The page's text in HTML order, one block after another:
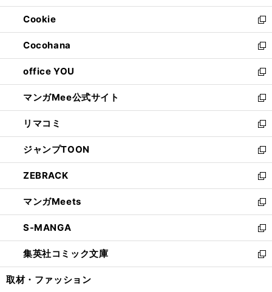
開
く
ウ
で
開
く
ン
ド
ウ
で
開
く
ウ
ィ
ン
ド
ウ
で
開
く
Cookie
新
し
い
ウ
ィ
ン
ド
ウ
で
開
く
Cocohana
新
し
い
ウ
ィ
ン
ド
ウ
で
開
く
office YOU
新
し
い
ウ
ィ
ン
ド
ウ
で
開
く
マンガMee公式サイト
新
し
い
ウ
ィ
ン
ド
ウ
で
開
く
リマコミ
新
し
い
ウ
ィ
ン
ド
ウ
で
開
く
ジャンプTOON
新
し
い
ウ
ィ
ン
ド
ウ
で
開
ZEBRACK
新
し
い
ウ
ィ
ン
ド
ウ
マンガMeets
新
し
い
ウ
ィ
ン
S-MANGA
新
し
い
ウ
集英社コミック文庫
新
し
取材・ファッション